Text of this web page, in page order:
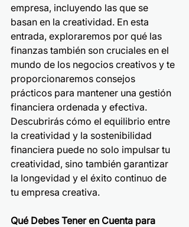
empresa, incluyendo las que se
basan en la creatividad. En esta
entrada, exploraremos por qué las
finanzas también son cruciales en el
mundo de los negocios creativos y te
proporcionaremos consejos
prácticos para mantener una gestión
financiera ordenada y efectiva.
Descubrirás cómo el equilibrio entre
la creatividad y la sostenibilidad
financiera puede no solo impulsar tu
creatividad, sino también garantizar
la longevidad y el éxito continuo de
tu empresa creativa.
Qué Debes Tener en Cuenta para